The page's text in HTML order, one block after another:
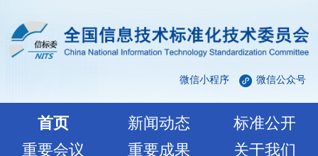
微信小程序 微信公众号
首页 新闻动态
标准公开
重要会议
重要成果 关于我们